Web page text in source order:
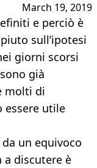
March 19, 2019
e perciò è
sull’ipotesi
giorni scorsi
già
molti di
essere utile
un equivoco
a discutere è